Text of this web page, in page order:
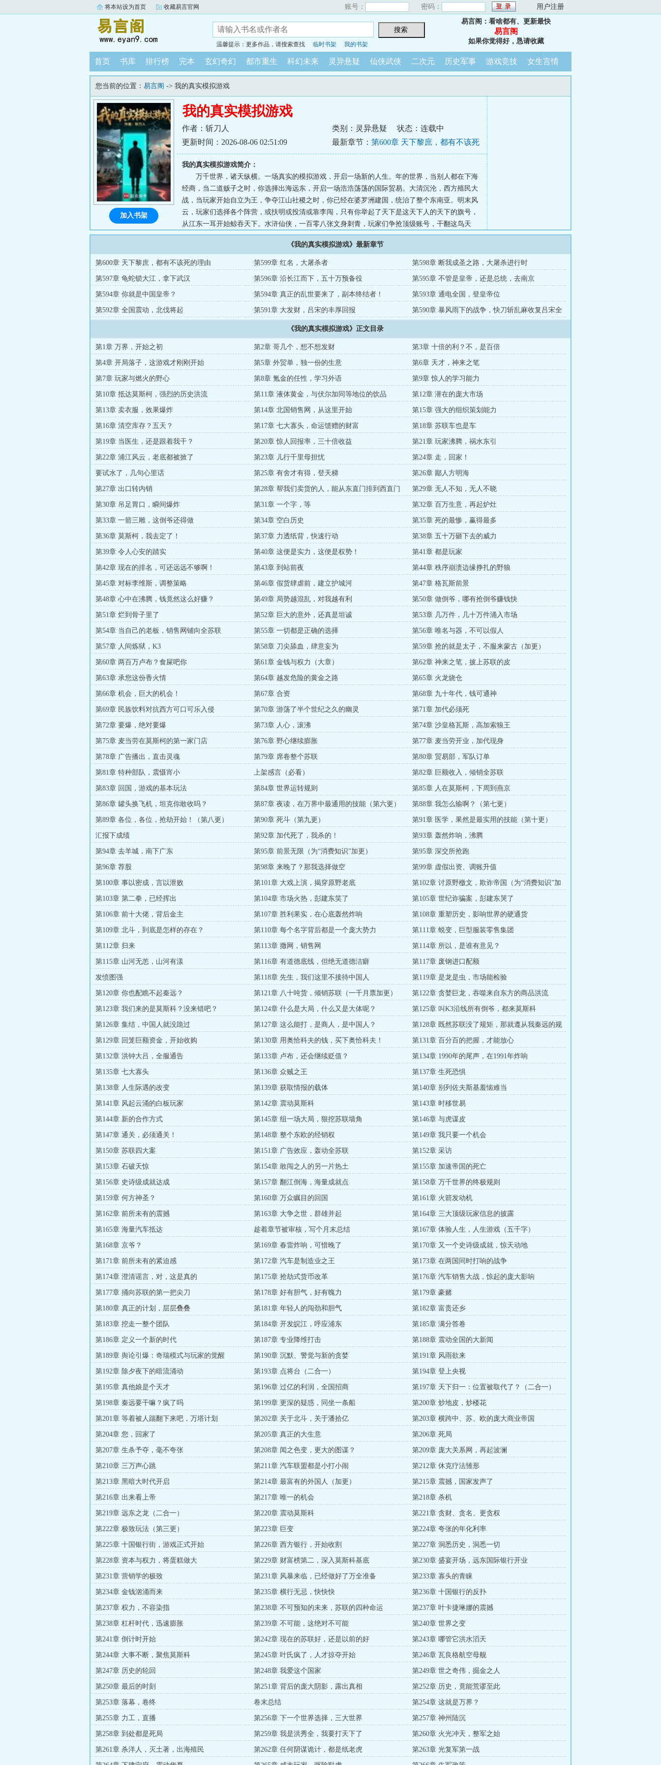
将本站设为首页 收藏易言官网 账号： 密码： 用户注册
温馨提示：更多作品，请搜索查找 临时书架 我的书架
易言阁：看啥都有、更新最快
易言阁
如果你觉得好，恳请收藏
首页 书库 排行榜 完本 玄幻奇幻 都市重生 科幻未来 灵异悬疑 仙侠武侠 二次元 历史军事 游戏竞技 女生言情
您当前的位置： 易言阁 -> 我的真实模拟游戏
我的真实模拟游戏
作者：斩刀人 类别：灵异悬疑
状态：连载中
更新时间：2026-08-06 02:51:09
最新章节： 第600章 天下黎庶，都有不该死
的理由
我的真实模拟游戏简介：
万千世界，诸天纵横。一场真实的模拟游戏，开启一场新的人生。年的世界，当别人都在下海
经商，当二道贩子之时，你选择出海远东，开启一场浩浩荡荡的国际贸易。大清沉沦，西方殖民大
战，当玩家开始自立为王，争夺江山社稷之时，你已经在婆罗洲建国，统治了整个东南亚。明末风
云，玩家们选择各个阵营，或扶明或投清或靠李闯，只有你举起了天下是这天下人的天下的旗号，
从江东一耳开始鲸吞天下。水浒仙侠，一百零八张文身刺青，玩家们争抢顶级账号，干翻这鸟天
下，只有你选择弃武从文，走入东京，考取状元，再造了这大宋仙朝神话三国，西游伏魔，封神大
劫，一个个世界，一段段崭新人生。...
加入书架
《我的真实模拟游戏》最新章节
第600章 天下黎庶，都有不该死的理由 第599章 红名，大屠杀者 第598章 断我成圣之路，大屠杀进行时
第597章 龟蛇锁大江，拿下武汉 第596章 沿长江而下，五十万预备役 第595章 不管是皇帝，还是总统，去南京
第594章 你就是中国皇帝？ 第594章 真正的乱世要来了，副本终结者！ 第593章 通电全国，登皇帝位
第592章 全国震动，北伐将起 第591章 大发财，吕宋的丰厚回报
第590章 暴风雨下的战争，快刀斩乱麻收复吕宋全
《我的真实模拟游戏》正文目录
第1章 万界，开始之初 第2章 哥几个，想不想发财 第3章 十倍的利？不，是百倍
第4章 开局落子，这游戏才刚刚开始 第5章 外贸单，独一份的生意 第6章 天才，神来之笔
第7章 玩家与燃火的野心 第8章 氪金的任性，学习外语 第9章 惊人的学习能力
第10章 抵达莫斯柯，强烈的历史洪流 第11章 液体黄金，与伏尔加同等地位的饮品 第12章 潜在的庞大市场
第13章 卖衣服，效果爆炸 第14章 北国销售网，从这里开始 第15章 强大的组织策划能力
第16章 清空库存？五天？ 第17章 七大寡头，命运馈赠的财富 第18章 苏联车也是车
第19章 当医生，还是跟着我干？ 第20章 惊人回报率，三十倍收益 第21章 玩家沸腾，祸水东引
第22章 浦江风云，老底都被掀了 第23章 儿行千里母担忧 第24章 走，回家！
要试水了，几句心里话 第25章 有舍才有得，登天梯 第26章 鄙人方明海
第27章 出口转内销 第28章 帮我们卖货的人，能从东直门排到西直门 第29章 无人不知，无人不晓
第30章 吊足胃口，瞬间爆炸 第31章 一个字，等 第32章 百万生意，再起炉灶
第33章 一箭三雕，这倒爷还得做 第34章 空白历史 第35章 死的最惨，赢得最多
第36章 莫斯柯，我去定了！ 第37章 力透纸背，快速行动 第38章 五十万砸下去的威力
第39章 令人心安的踏实 第40章 这便是实力，这便是权势！ 第41章 都是玩家
第42章 现在的排名，可还远远不够啊！ 第43章 到站前夜 第44章 秩序崩溃边缘挣扎的野狼
第45章 对标李维斯，调整策略 第46章 假货肆虐前，建立护城河 第47章 格瓦斯前景
第48章 心中在沸腾，钱竟然这么好赚？ 第49章 局势越混乱，对我越有利 第50章 做倒爷，哪有抢倒爷赚钱快
第51章 烂到骨子里了 第52章 巨大的意外，还真是坦诚 第53章 几万件，几十万件涌入市场
第54章 当自己的老板，销售网铺向全苏联 第55章 一切都是正确的选择 第56章 唯名与器，不可以假人
第57章 人间炼狱，K3 第58章 刀尖舔血，肆意妄为 第59章 抢的就是太子，不服来蒙古（加更）
第60章 两百万卢布？食屎吧你 第61章 金钱与权力（大章） 第62章 神来之笔，披上苏联的皮
第63章 承您这份香火情 第64章 越发危险的黄金之路 第65章 火龙烧仓
第66章 机会，巨大的机会！ 第67章 合资 第68章 九十年代，钱可通神
第69章 民族饮料对抗西方可口可乐入侵 第70章 游荡了半个世纪之久的幽灵 第71章 加代必须死
第72章 要爆，绝对要爆 第73章 人心，滚沸 第74章 沙皇格瓦斯，高加索狼王
第75章 麦当劳在莫斯柯的第一家门店 第76章 野心继续膨胀 第77章 麦当劳开业，加代现身
第78章 广告播出，直击灵魂 第79章 席卷整个苏联 第80章 贸易部，军队订单
第81章 特种部队，震慑宵小 上架感言（必看） 第82章 巨额收入，倾销全苏联
第83章 回国，游戏的基本玩法 第84章 世界运转规则 第85章 人在莫斯柯，下周到燕京
第86章 罐头换飞机，坦克你敢收吗？ 第87章 夜读，在万界中最通用的技能（第六更） 第88章 我怎么输啊？（第七更）
第89章 各位，各位，抢劫开始！（第八更） 第90章 死斗（第九更） 第91章 医学，果然是最实用的技能（第十更）
汇报下成绩 第92章 加代死了，我杀的！ 第93章 轰然炸响，沸腾
第94章 去羊城，南下广东 第95章 前景无限（为“消费知识”加更） 第95章 深交所抢跑
第96章 荐股 第98章 来晚了？那我选择做空 第99章 虚假出资、调账升值
第100章 事以密成，言以泄败 第101章 大戏上演，揭穿原野老底
第102章 讨原野檄文，欺诈帝国（为“消费知识”加
更）
第103章 第二拳，已经挥出 第104章 市场火热，彭建东笑了 第105章 世纪诈骗案，彭建东哭了
第106章 前十大佬，背后金主 第107章 胜利果实，在心底轰然炸响 第108章 重塑历史，影响世界的硬通货
第109章 北斗，到底是怎样的存在？ 第110章 每个名字背后都是一个庞大势力 第111章 蜕变，巨型服装零售集团
第112章 归来 第113章 撒网，销售网 第114章 所以，是谁有意见？
第115章 山河无恙，山河有漾 第116章 有道德底线，但绝无道德洁癖 第117章 废钢进口配额
发愤图强 第118章 先生，我们这里不接待中国人 第119章 是龙是虫，市场能检验
第120章 你也配瞧不起秦远？ 第121章 八十吨货，倾销苏联（一千月票加更） 第122章 贪婪巨龙，吞噬来自东方的商品洪流
第123章 我们来的是莫斯科？没来错吧？ 第124章 什么是大局，什么又是大体呢？ 第125章 叫K3沿线所有倒爷，都来莫斯科
第126章 集结，中国人就没跪过 第127章 这么能打，是商人，是中国人？
第128章 既然苏联没了规矩，那就遵从我秦远的规
矩
第129章 回笼巨额资金，开始收购 第130章 用奥恰科夫的钱，买下奥恰科夫！ 第131章 百分百的把握，才能放心
第132章 洪钟大吕，全服通告 第133章 卢布，还会继续贬值？ 第134章 1990年的尾声，在1991年炸响
第135章 七大寡头 第136章 众贼之王 第137章 生死恐惧
第138章 人生际遇的改变 第139章 获取情报的载体 第140章 别列佐夫斯基羞恼难当
第141章 风起云涌的白板玩家 第142章 震动莫斯科 第143章 时移世易
第144章 新的合作方式 第145章 组一场大局，狠挖苏联墙角 第146章 与虎谋皮
第147章 通关，必须通关！ 第148章 整个东欧的经销权 第149章 我只要一个机会
第150章 苏联四大案 第151章 广告效应，轰动全苏联 第152章 采访
第153章 石破天惊 第154章 敢闯之人的另一片热土 第155章 加速帝国的死亡
第156章 史诗级成就达成 第157章 翻江倒海，海量成就点 第158章 万千世界的终极规则
第159章 何方神圣？ 第160章 万众瞩目的回国 第161章 火箭发动机
第162章 前所未有的震撼 第163章 大争之世，群雄并起 第164章 三大顶级玩家信息的披露
第165章 海量汽车抵达 趁着章节被审核，写个月末总结 第167章 体验人生，人生游戏（五千字）
第168章 京爷？ 第169章 春雷炸响，可惜晚了 第170章 又一个史诗级成就，惊天动地
第171章 前所未有的紧迫感 第172章 汽车是制造业之王 第173章 在两国同时打响的战争
第174章 澄清谣言，对，这是真的 第175章 抢劫式货币改革 第176章 汽车销售大战，惊起的庞大影响
第177章 捅向苏联的第一把尖刀 第178章 好有胆气，好有魄力 第179章 豪赌
第180章 真正的计划，层层叠叠 第181章 年轻人的闯劲和胆气 第182章 富贵还乡
第183章 挖走一整个团队 第184章 开发皖江，呼应浦东 第185章 满分答卷
第186章 定义一个新的时代 第187章 专业降维打击 第188章 震动全国的大新闻
第189章 舆论引爆：奇瑞模式与玩家的觉醒 第190章 沉默、警觉与新的贪婪 第191章 风雨欲来
第192章 除夕夜下的暗流涌动 第193章 点将台（二合一） 第194章 登上央视
第195章 真他娘是个天才 第196章 过亿的利润，全国招商 第197章 天下归一：位置被取代了？（二合一）
第198章 秦远要干嘛？疯了吗 第199章 更深的疑惑，同坐一条船 第200章 炒地皮，炒楼花
第201章 等着被人踹翻下来吧，万塔计划 第202章 关于北斗，关于潘拾亿 第203章 横跨中、苏、欧的庞大商业帝国
第204章 您，回家了 第205章 真正的大生意 第206章 死局
第207章 生杀予夺，毫不夸张 第208章 闻之色变，更大的图谋？ 第209章 庞大关系网，再起波澜
第210章 三万声心跳 第211章 汽车联盟都是小打小闹 第212章 休克疗法雏形
第213章 黑暗大时代开启 第214章 最富有的外国人（加更） 第215章 震撼，国家发声了
第216章 出来看上帝 第217章 唯一的机会 第218章 杀机
第219章 远东之龙（二合一） 第220章 震动莫斯科 第221章 贪财、贪名、更贪权
第222章 极致玩法（第三更） 第223章 巨变 第224章 夸张的年化利率
第225章 十国银行街，游戏正式开始 第226章 西方银行，开始收割 第227章 洞悉历史，洞悉一切
第228章 资本与权力，将蛋糕做大 第229章 财富榜第二，深入莫斯科基底 第230章 盛宴开场，远东国际银行开业
第231章 营销学的极致 第231章 风暴来临，已经做好了万全准备 第233章 寡头的青睐
第234章 金钱汹涌而来 第235章 横行无忌，快快快 第236章 十国银行的反扑
第237章 权力，不容染指 第238章 不可预知的未来，苏联的四种命运 第237章 叶卡捷琳娜的震撼
第238章 杠杆时代，迅速膨胀 第239章 不可能，这绝对不可能 第240章 世界之变
第241章 倒计时开始 第242章 现在的苏联好，还是以前的好 第243章 哪管它洪水滔天
第244章 大事不断，聚焦莫斯科 第245章 叶氏疯了，人才掠夺开始 第246章 瓦良格航空母舰
第247章 历史的轮回 第248章 我爱这个国家 第249章 世之奇伟，掘金之人
第250章 最后的时刻 第251章 背后的庞大阴影，露出真相 第252章 历史，竟能荒谬至此
第253章 落幕，卷终 卷末总结 第254章 这就是万界？
第255章 力工，直播 第256章 下一个世界选择，三大世界 第257章 神州陆沉
第258章 到处都是死局 第259章 我是洪秀全，我要打天下了 第260章 火光冲天，整军之始
第261章 杀洋人，灭土著，出海殖民 第262章 任何阴谋诡计，都是纸老虎 第263章 光复军第一战